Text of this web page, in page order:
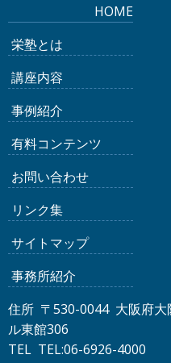
HOME
栄塾とは
講座内容
事例紹介
有料コンテンツ
お問い合わせ
リンク集
サイトマップ
事務所紹介
住所 〒530-0044 大阪府
ル東館306
TEL TEL:06-6926-4000